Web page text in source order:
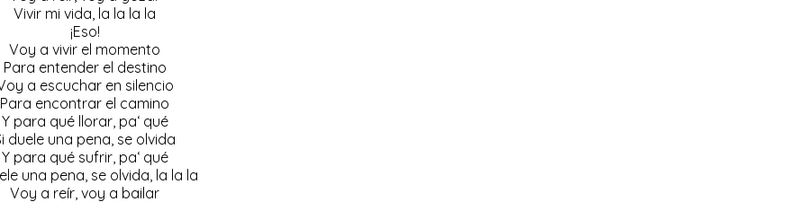
Vivir mi vida, la la la la
¡Eso!
Voy a vivir el momento
Para entender el destino
a escuchar en silencio
Para encontrar el camino
Y para qué llorar, pa‘ qué
duele una pena, se olvida
Y para qué sufrir, pa‘ qué
una pena, se olvida, la la la
Voy a reír, voy a bailar